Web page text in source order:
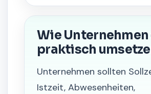
Wie Unternehmen
praktisch
Unternehmen sollten
Istzeit, Abwesenheiten,